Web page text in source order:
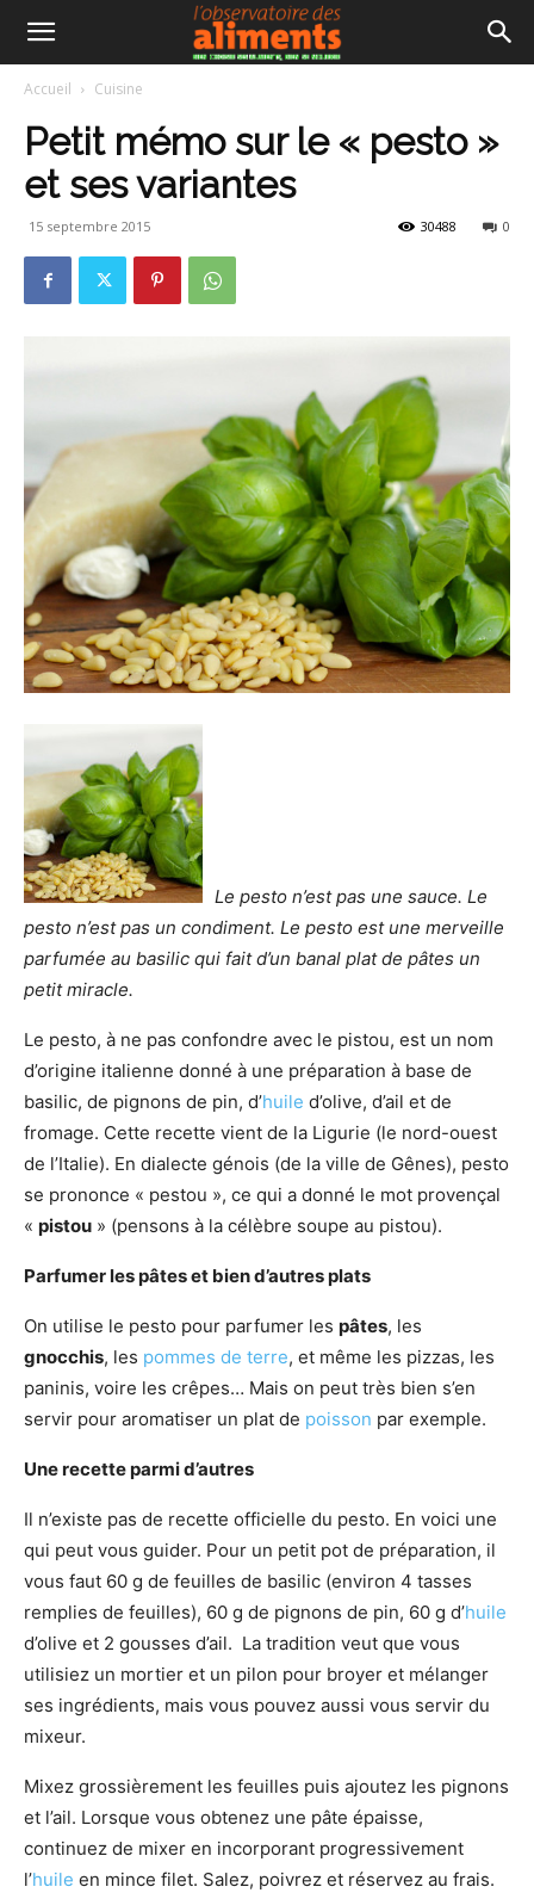
Accueil Cuisine
Petit mémo sur le « pesto »
et ses variantes
15 septembre 2015 0
30488
Le pesto n’est pas une sauce. Le
pesto n’est pas un condiment. Le pesto est une merveille
parfumée au basilic qui fait d’un banal plat de pâtes un
petit miracle.
Le pesto, à ne pas confondre avec le pistou, est un nom
d’origine italienne donné à une préparation à base de
basilic, de pignons de pin, d’huile d’olive, d’ail et de
fromage. Cette recette vient de la Ligurie (le nord-ouest
de l’Italie). En dialecte génois (de la ville de Gênes), pesto
se prononce « pestou », ce qui a donné le mot provençal
« pistou » (pensons à la célèbre soupe au pistou).
Parfumer les pâtes et bien d’autres plats
On utilise le pesto pour parfumer les pâtes, les
gnocchis, les pommes de terre, et même les pizzas, les
paninis, voire les crêpes… Mais on peut très bien s’en
servir pour aromatiser un plat de poisson par exemple.
Une recette parmi d’autres
Il n’existe pas de recette officielle du pesto. En voici une
qui peut vous guider. Pour un petit pot de préparation, il
vous faut 60 g de feuilles de basilic (environ 4 tasses
remplies de feuilles), 60 g de pignons de pin, 60 g d’huile
d’olive et 2 gousses d’ail. La tradition veut que vous
utilisiez un mortier et un pilon pour broyer et mélanger
ses ingrédients, mais vous pouvez aussi vous servir du
mixeur.
Mixez grossièrement les feuilles puis ajoutez les pignons
et l’ail. Lorsque vous obtenez une pâte épaisse,
continuez de mixer en incorporant progressivement
l’huile en mince filet. Salez, poivrez et réservez au frais.